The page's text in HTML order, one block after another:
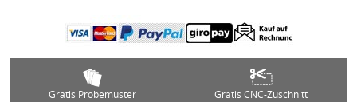
Gratis Probemuster Gratis CNC-Zuschnitt